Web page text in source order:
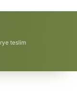
teslim